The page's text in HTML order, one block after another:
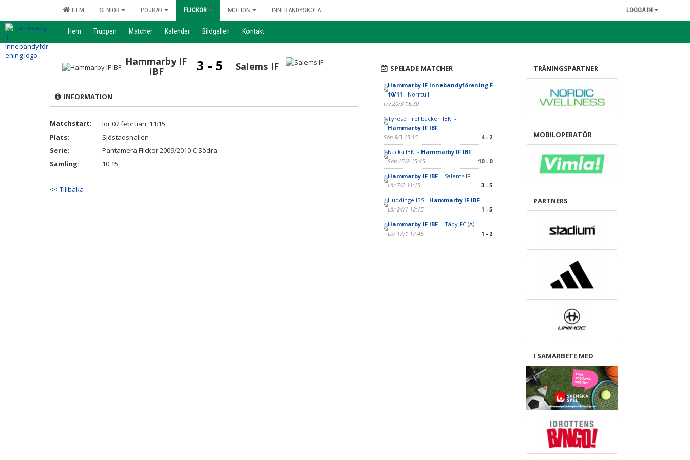
HEM SENIOR POJKAR FLICKOR MOTION INNEBANDYSKOLA LOGGA IN
Hem Truppen Matcher Kalender Bildgalleri Kontakt
Hammarby IF
IBF
3 - 5 Salems IF
INFORMATION
Matchstart:
lör 07 februari, 11:15
Plats:
Sjöstadshallen
Serie:
Pantamera Flickor 2009/2010 C Södra
Samling:
10:15
<< Tillbaka
SPELADE MATCHER
Hammarby IF Innebandyförening F
10/11 - Norrtull
Fre 20/3 18:30
Tyresö Trollbäcken IBK -
Hammarby IF IBF
Sön 8/3 15:15
4 - 2
Nacka IBK - Hammarby IF IBF
Sön 15/2 15:45
10 - 0
Hammarby IF IBF - Salems IF
Lör 7/2 11:15
3 - 5
Huddinge IBS - Hammarby IF IBF
Lör 24/1 12:15
1 - 5
Hammarby IF IBF - Täby FC (A)
Lör 17/1 17:45
1 - 2
TRÄNINGSPARTNER
MOBILOPERATÖR
PARTNERS
I SAMARBETE MED